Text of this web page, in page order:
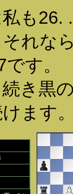
も26.
それな
す。
き黒
ます